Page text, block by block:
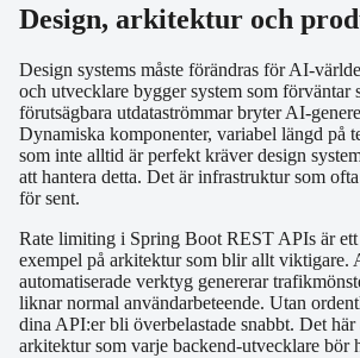
Design, arkitektur och
Design systems måste förändras för AI-
och utvecklare bygger system som förväntar
förutsägbara utdataströmmar bryter AI-
Dynamiska komponenter, variabel längd på
som inte alltid är perfekt kräver design
att hantera detta. Det är infrastruktur som
för sent.
Rate limiting i Spring Boot REST APIs är
exempel på arkitektur som blir allt viktigare.
automatiserade verktyg genererar
liknar normal användarbeteende. Utan
dina API:er bli överbelastade snabbt. Det
arkitektur som varje backend-utvecklare bör